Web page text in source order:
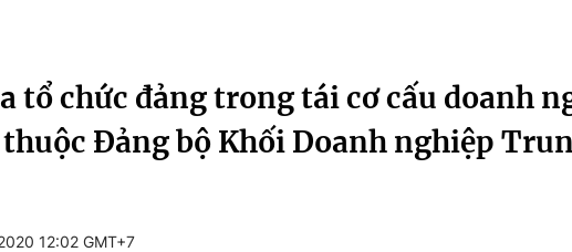
tổ chức đảng trong tái cơ cấu doanh
Đảng bộ Khối Doanh nghiệp
12:02 GMT+7